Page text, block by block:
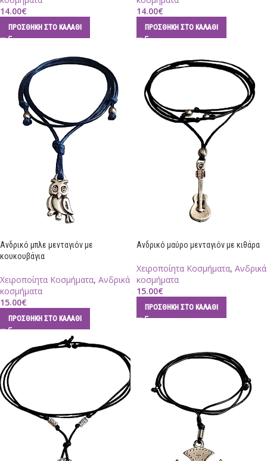
14.00€
ΠΡΟΣΘΉΚΗ ΣΤΟ ΚΑΛΆΘΙ
14.00€
ΠΡΟΣΘΉΚΗ ΣΤΟ ΚΑΛΆΘΙ
Ανδρικό μπλε μενταγιόν με
κουκουβάγια
Χειροποίητα Κοσμήματα, Ανδρικά
κοσμήματα
15.00€
ΠΡΟΣΘΉΚΗ ΣΤΟ ΚΑΛΆΘΙ
Ανδρικό μαύρο μενταγιόν με κιθάρα
Χειροποίητα Κοσμήματα, Ανδρικά
κοσμήματα
15.00€
ΠΡΟΣΘΉΚΗ ΣΤΟ ΚΑΛΆΘΙ